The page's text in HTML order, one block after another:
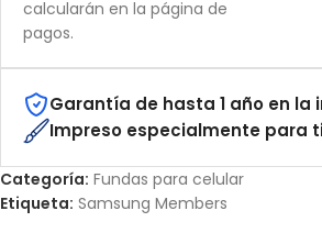
calcularán en la página de
pagos.
Garantía de hasta 1 año en la
Impreso especialmente para
Categoría: Fundas para celular
Etiqueta: Samsung Members